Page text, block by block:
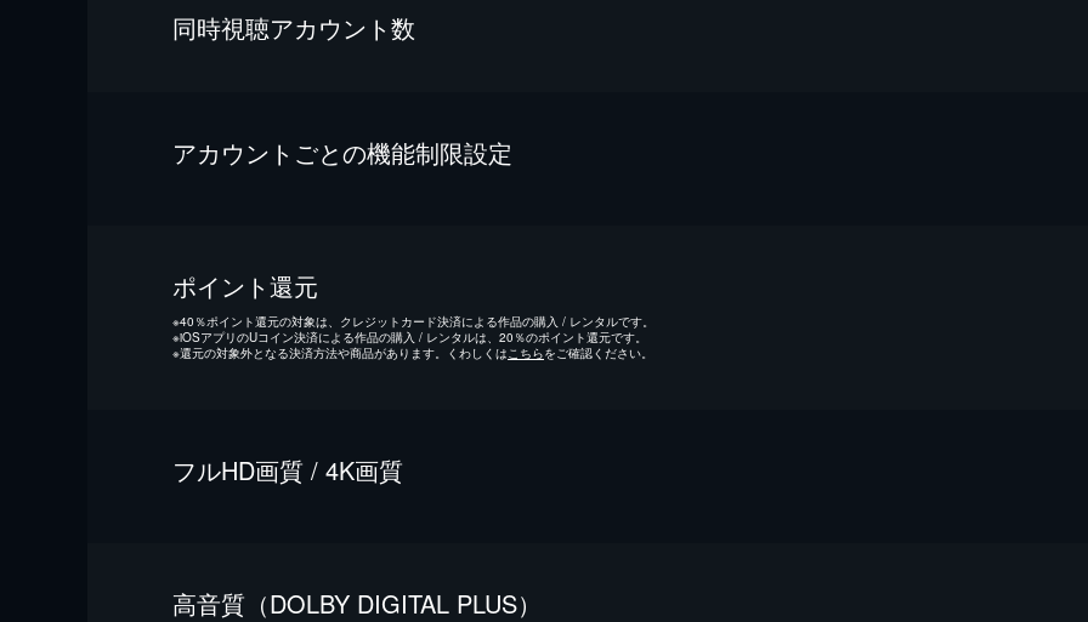
同時視聴アカウント数
アカウントごとの機能制限設定
ポイント還元
※40％ポイント還元の対象は、クレジットカード決済による作品の購入 / レンタルです。
※iOSアプリのUコイン決済による作品の購入 / レンタルは、20％のポイント還元です。
※還元の対象外となる決済方法や商品があります。くわしくは こちらをご確認ください。
フルHD画質 / 4K画質
⾼⾳質（DOLBY DIGITAL PLUS）